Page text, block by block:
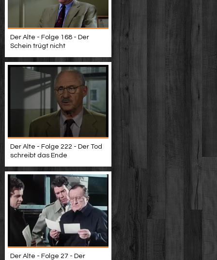
Der Alte - Folge 168 - Der
Schein trügt nicht
Der Alte - Folge 222 - Der Tod
schreibt das Ende
Der Alte - Folge 27 - Der